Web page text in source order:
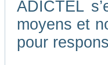
ADICTEL
moyens et
pour